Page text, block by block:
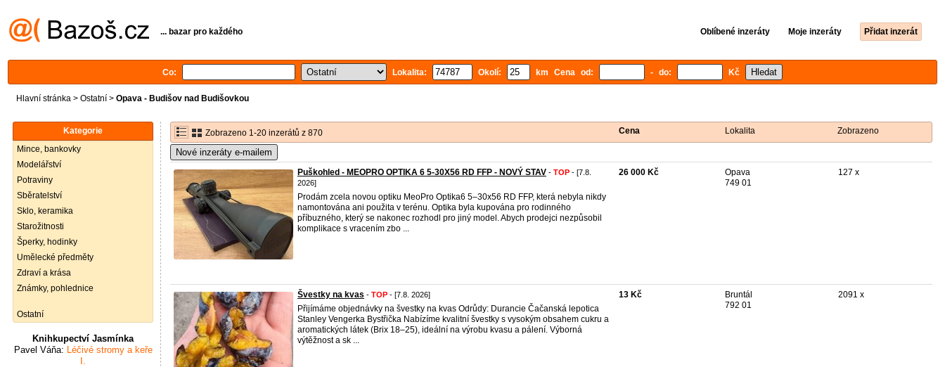
... bazar pro každého Oblíbené inzeráty Moje inzeráty Přidat inzerát
Co: Lokalita: Okolí: km Cena od: - do: Kč
Hlavní stránka > Ostatní > Opava - Budišov nad Budišovkou
Kategorie
Mince, bankovky
Modelářství
Potraviny
Sběratelství
Sklo, keramika
Starožitnosti
Šperky, hodinky
Umělecké předměty
Zdraví a krása
Známky, pohlednice
Ostatní
Knihkupectví Jasmínka
Pavel Váňa: Léčivé stromy a keře
I.
Zobrazeno 1-20 inzerátů z 870 Cena Lokalita Zobrazeno
Nové inzeráty e-mailem
Puškohled - MEOPRO OPTIKA 6 5-30X56 RD FFP - NOVÝ STAV - TOP - [7.8.
2026]
Prodám zcela novou optiku MeoPro Optika6 5–30x56 RD FFP, která nebyla nikdy
namontována ani použita v terénu. Optika byla kupována pro rodinného
příbuzného, který se nakonec rozhodl pro jiný model. Abych prodejci nezpůsobil
komplikace s vracením zbo ...
26 000 Kč
Opava
749 01
127 x
Švestky na kvas - TOP - [7.8. 2026]
Přijímáme objednávky na švestky na kvas Odrůdy: Durancie Čačanská lepotica
Stanley Vengerka Bystřička Nabízíme kvalitní švestky s vysokým obsahem cukru a
aromatických látek (Brix 18–25), ideální na výrobu kvasu a pálení. Výborná
výtěžnost a sk ...
13 Kč
Bruntál
792 01
2091 x